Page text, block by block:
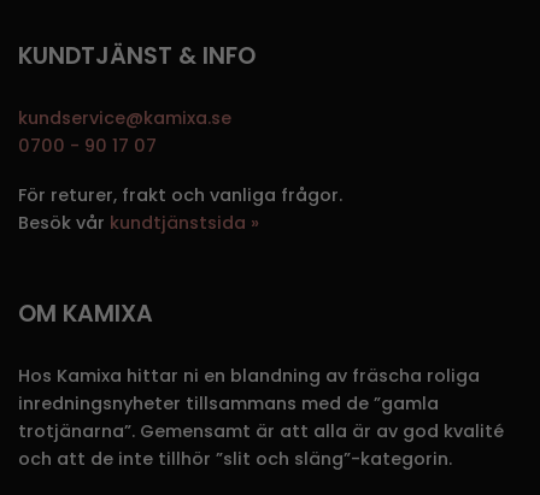
KUNDTJÄNST & INFO
kundservice@kamixa.se
0700 - 90 17 07
För returer, frakt och vanliga frågor.
Besök vår kundtjänstsida »
OM KAMIXA
Hos Kamixa hittar ni en blandning av fräscha roliga
inredningsnyheter tillsammans med de ”gamla
trotjänarna”. Gemensamt är att alla är av god kvalité
och att de inte tillhör ”slit och släng”-kategorin.